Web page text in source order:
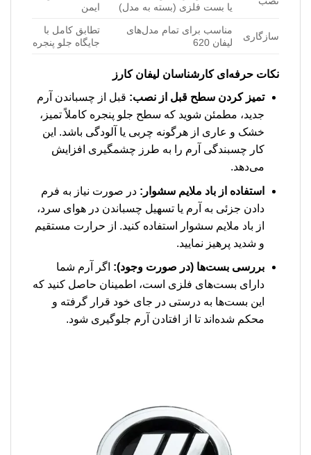
یا بست فلزی (بسته به مدل) ایمن
سازگاری
مناسب برای تمام مدل‌های
لیفان 620
تطابق کامل با
جایگاه جلو پنجره
نکات حرفه‌ای کارشناسان لیفان کارز
تمیز کردن سطح قبل از نصب: قبل از چسباندن آرم
جدید، مطمئن شوید که سطح جلو پنجره کاملاً تمیز،
خشک و عاری از هرگونه چربی یا آلودگی باشد. این
کار چسبندگی آرم را به طرز چشمگیری افزایش
می‌دهد.
استفاده از باد ملایم سشوار: در صورت نیاز به فرم
دادن جزئی به آرم یا تسهیل چسباندن در هوای سرد،
از باد ملایم سشوار استفاده کنید. از حرارت مستقیم
و شدید پرهیز نمایید.
بررسی بست‌ها (در صورت وجود): اگر آرم شما
دارای بست‌های فلزی است، اطمینان حاصل کنید که
این بست‌ها به درستی در جای خود قرار گرفته و
محکم شده‌اند تا از افتادن آرم جلوگیری شود.